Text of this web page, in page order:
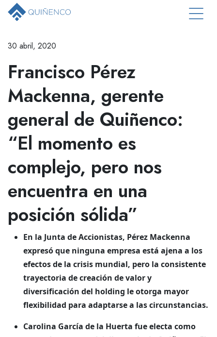
30 abril, 2020
Francisco Pérez
Mackenna, gerente
general de Quiñenco:
“El momento es
complejo, pero nos
encuentra en una
posición sólida”
En la Junta de Accionistas, Pérez Mackenna
expresó que ninguna empresa está ajena a los
efectos de la crisis mundial, pero la consistente
trayectoria de creación de valor y
diversificación del holding le otorga mayor
flexibilidad para adaptarse a las circunstancias.
Carolina García de la Huerta fue electa como